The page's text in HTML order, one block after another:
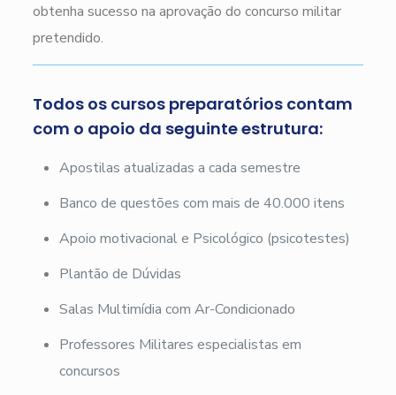
obtenha sucesso na aprovação do concurso militar
pretendido.
Todos os cursos preparatórios contam
com o apoio da seguinte estrutura:
Apostilas atualizadas a cada semestre
Banco de questões com mais de 40.000 itens
Apoio motivacional e Psicológico (psicotestes)
Plantão de Dúvidas
Salas Multimídia com Ar-Condicionado
Professores Militares especialistas em
concursos